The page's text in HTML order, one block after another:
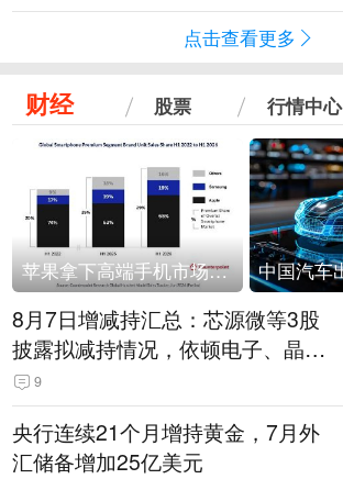
点击查看更多
财经 股票 行情中心
苹果拿下高端手机市场65%的份额：iPhone 17系列功不可没
8月7日增减持汇总：芯源微等3股
披露拟减持情况，依顿电子、晶华
微拟增持（表）
9
央行连续21个月增持黄金，7月外
汇储备增加25亿美元